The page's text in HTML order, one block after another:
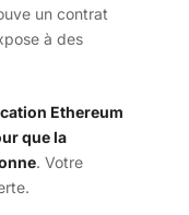
un contrat
à des
Ethereum
que la
. Votre